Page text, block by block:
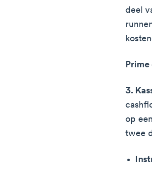
deel
Prime
3.
op
twee